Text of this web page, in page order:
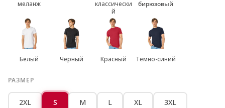
меланж
классически
й
бирюзовый
Белый Черный Красный Темно-синий
РАЗМЕР
2XL S M L XL 3XL